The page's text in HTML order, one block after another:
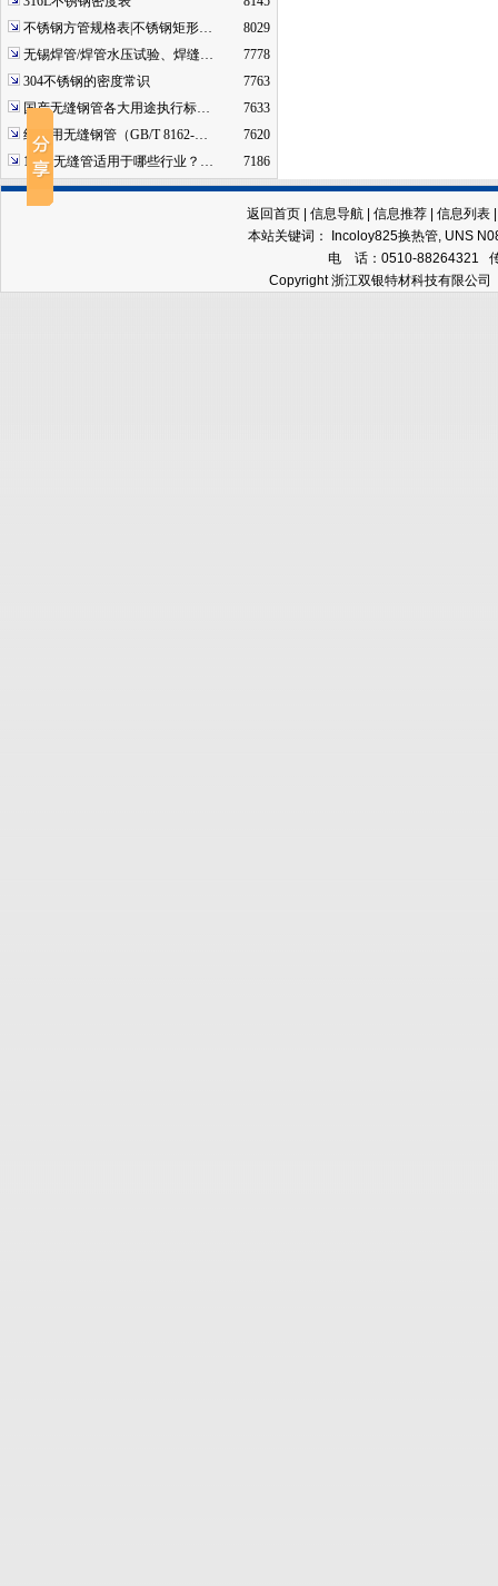
不锈钢方管规格表|不锈钢矩形…
8029
无锡焊管/焊管水压试验、焊缝…
7778
304不锈钢的密度常识
7763
国产无缝钢管各大用途执行标…
7633
结构用无缝钢管（GB/T 8162-…
7620
16mn无缝管适用于哪些行业？…
7186
返回首页| 信息导航| 信息推荐| 信息列表
本站关键词：
Incoloy825换热管, UNS
电 话：0510-88264321
Copyright 浙江双银特材科技有限公